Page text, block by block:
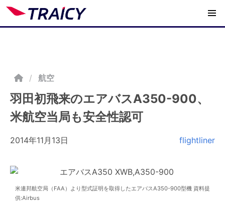
/ 航空
羽田初飛来のエアバスA350-900、
米航空当局も安全性認可
2014年11月13日 flightliner
米連邦航空局（FAA）より型式証明を取得したエアバスA350-900型機 資料提
供:Airbus